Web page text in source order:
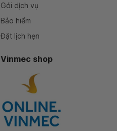
Gói dịch vụ
Bảo hiểm
Đặt lịch hẹn
Vinmec shop